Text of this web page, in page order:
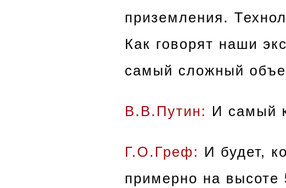
приземления.
Как говорят наши
самый сложный
В.В.Путин: И самый
Г.О.Греф: И будет,
примерно на высоте